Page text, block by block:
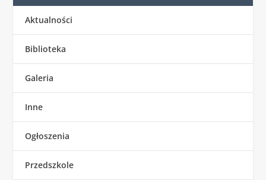
Aktualności
Biblioteka
Galeria
Inne
Ogłoszenia
Przedszkole